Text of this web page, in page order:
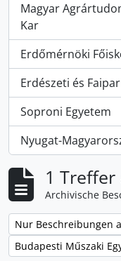
Magyar
Kar
, 1 Ergebnisse
Erdőmérnöki
, 1 Ergebnisse
Erdészeti és
, 1 Ergebnisse
Soproni Egyetem
, 1 Ergebnisse
Nyugat-
, 1 Ergebnisse
1 Treffer
Archivische
Remove filter:
Nur Beschreibungen
Remove filter: